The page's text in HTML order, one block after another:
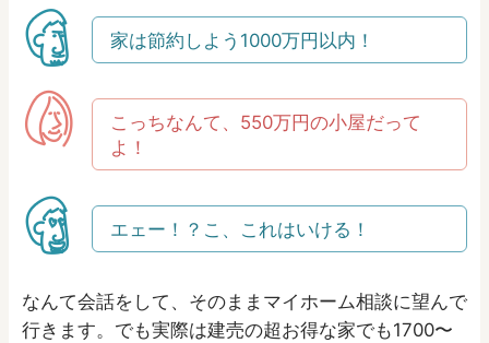
家は節約しよう1000万円以内！
こっちなんて、550万円の小屋だって
よ！
エェー！？こ、これはいける！
なんて会話をして、そのままマイホーム相談に望んで
行きます。でも実際は建売の超お得な家でも1700〜